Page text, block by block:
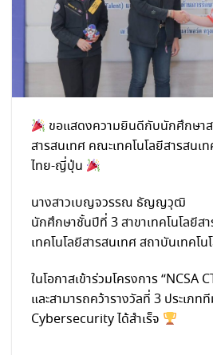
ขอแสดงความยินดีกับนักศึกษาส
สารสนเทศ คณะเทคโนโลยีสารสนเ
ไทย-ญี่ปุ่น
นางสาวเบญจวรรณ ธัญญวุฒิ
นักศึกษาชั้นปีที่ 3 สาขาเทคโนโลยีส
เทคโนโลยีสารสนเทศ สถาบันเทคโ
ในโอกาสเข้าร่วมโครงการ “NCSA
และสามารถคว้ารางวัลที่ 3 ประเภ
Cybersecurity ได้สำเร็จ